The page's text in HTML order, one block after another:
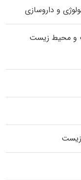
و داروسازی
و محیط زیست